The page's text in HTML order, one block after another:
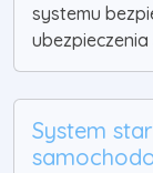
systemu
ubezpieczenia
System